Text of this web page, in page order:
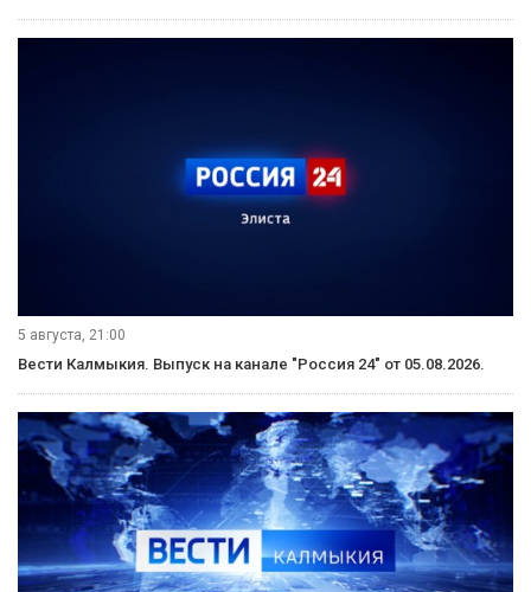
5 августа, 21:00
Вести Калмыкия. Выпуск на канале "Россия 24" от 05.08.2026.